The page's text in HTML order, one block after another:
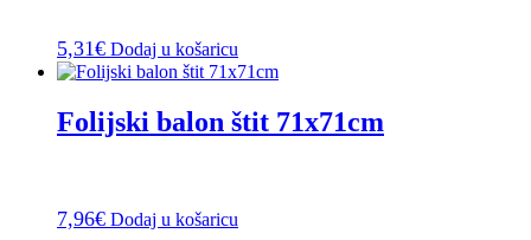
5,31€ Dodaj u košaricu
Folijski balon štit 71x71cm
7,96€ Dodaj u košaricu